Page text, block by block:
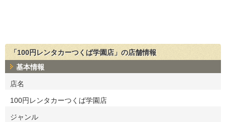
「100円レンタカーつくば学園店」の店舗情報
基本情報
店名
100円レンタカーつくば学園店
ジャンル